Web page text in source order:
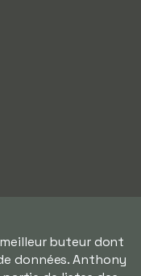
buteur dont
données. Anthony